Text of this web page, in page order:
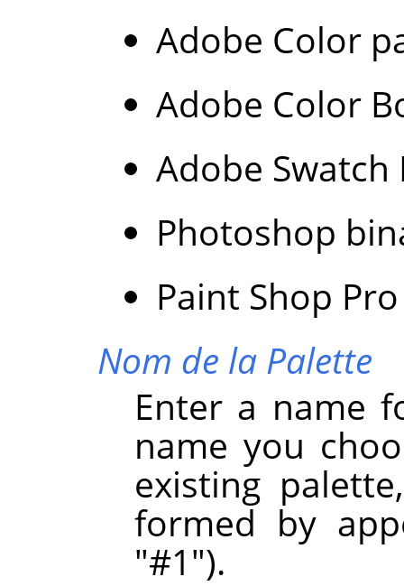
Adobe Color
Adobe Color
Adobe Swatch
Photoshop
Paint Shop
Nom de la Palette
Enter a name
name you
existing
formed by
"#1").